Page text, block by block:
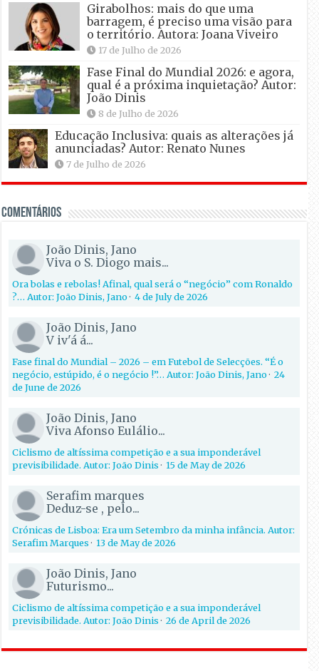
Girabolhos: mais do que uma
barragem, é preciso uma visão para
o território. Autora: Joana Viveiro
17 de Julho de 2026
Fase Final do Mundial 2026: e agora,
qual é a próxima inquietação? Autor:
João Dinis
8 de Julho de 2026
Educação Inclusiva: quais as alterações já
anunciadas? Autor: Renato Nunes
7 de Julho de 2026
Comentários
João Dinis, Jano
Viva o S. Diogo mais...
Ora bolas e rebolas! Afinal, qual será o “negócio” com Ronaldo
?… Autor: João Dinis, Jano·4 de July de 2026
João Dinis, Jano
V iv'á á...
Fase final do Mundial – 2026 – em Futebol de Selecções. “É o
negócio, estúpido, é o negócio !”… Autor: João Dinis, Jano·24
de June de 2026
João Dinis, Jano
Viva Afonso Eulálio...
Ciclismo de altíssima competição e a sua imponderável
previsibilidade. Autor: João Dinis·15 de May de 2026
Serafim marques
Deduz-se , pelo...
Crónicas de Lisboa: Era um Setembro da minha infância. Autor:
Serafim Marques·13 de May de 2026
João Dinis, Jano
Futurismo...
Ciclismo de altíssima competição e a sua imponderável
previsibilidade. Autor: João Dinis·26 de April de 2026